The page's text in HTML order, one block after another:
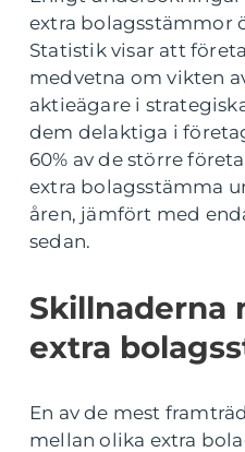
extra bolagsstämmor
Statistik visar att
medvetna om vikten
aktieägare i
dem delaktiga i
60% av de större
extra bolagsstämma
åren, jämfört med
sedan.
Skillnaderna
extra
En av de mest
mellan olika extra